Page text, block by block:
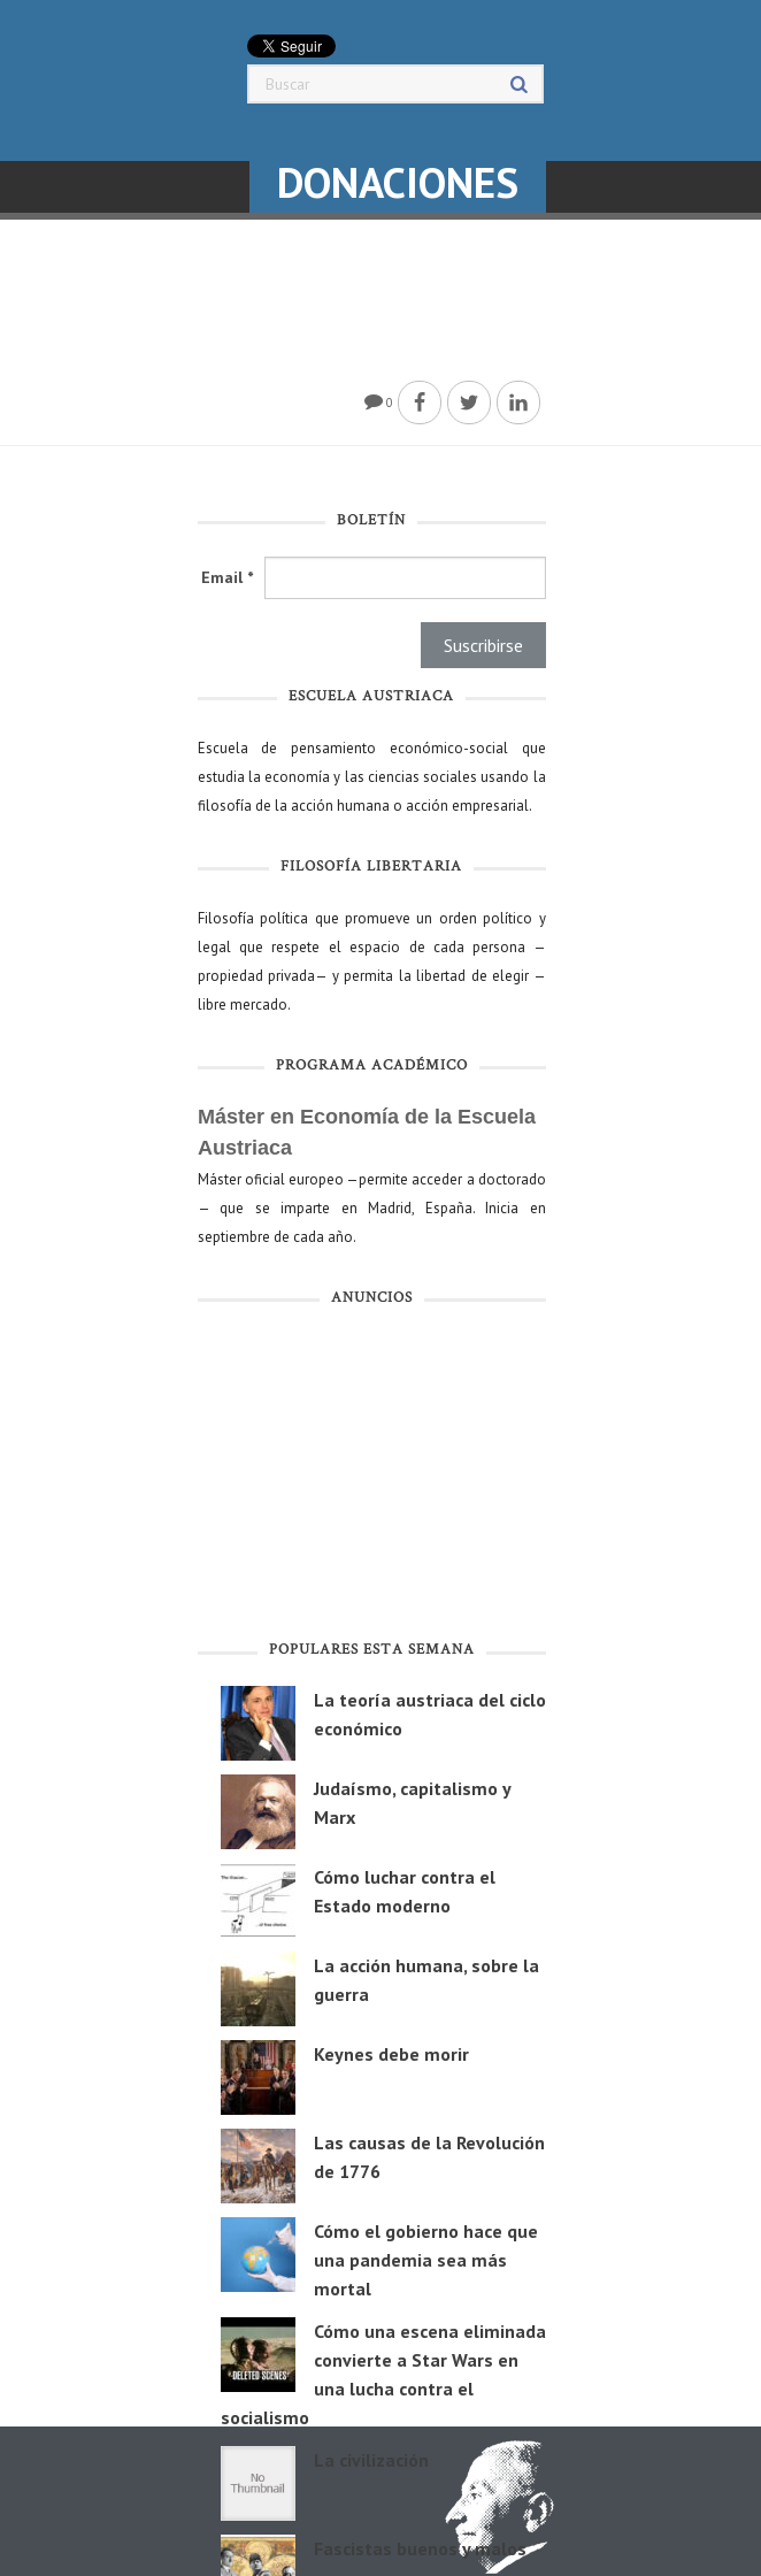
DONACIONES
0
BOLETÍN
Email *
ESCUELA AUSTRIACA
Escuela de pensamiento económico-social que
estudia la economía y las ciencias sociales usando la
filosofía de la acción humana o acción empresarial.
FILOSOFÍA LIBERTARIA
Filosofía política que promueve un orden político y
legal que respete el espacio de cada persona —
propiedad privada— y permita la libertad de elegir —
libre mercado.
PROGRAMA ACADÉMICO
Máster en Economía de la Escuela
Austriaca
Máster oficial europeo —permite acceder a doctorado
— que se imparte en Madrid, España. Inicia en
septiembre de cada año.
ANUNCIOS
POPULARES ESTA SEMANA
La teoría austriaca del ciclo
económico
Judaísmo, capitalismo y
Marx
Cómo luchar contra el
Estado moderno
La acción humana, sobre la
guerra
Keynes debe morir
Las causas de la Revolución
de 1776
Cómo el gobierno hace que
una pandemia sea más
mortal
Cómo una escena eliminada
convierte a Star Wars en
una lucha contra el
socialismo
Fascistas buenos y malos